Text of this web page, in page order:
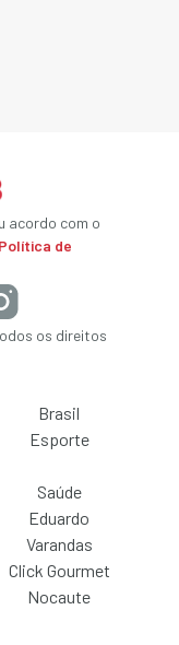
acordo com o
Política de
os direitos
Brasil
Esporte
Saúde
Eduardo
Varandas
Click Gourmet
Nocaute